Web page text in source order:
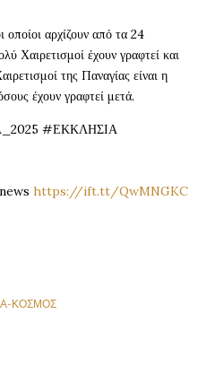
οποίοι αρχίζουν από τα 24
Χαιρετισμοί έχουν γραφτεί και
της Παναγίας είναι η
έχουν γραφτεί μετά.
#ΕΚΚΛΗΣΙΑ
https://ift.tt/QwMNGKC
ΚΟΣΜΟΣ